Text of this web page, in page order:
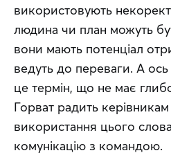
використовують
людина чи план можуть
вони мають потенціал
ведуть до переваги. А ось
це термін, що не має
Горват радить
використання цього
комунікацію з командою.